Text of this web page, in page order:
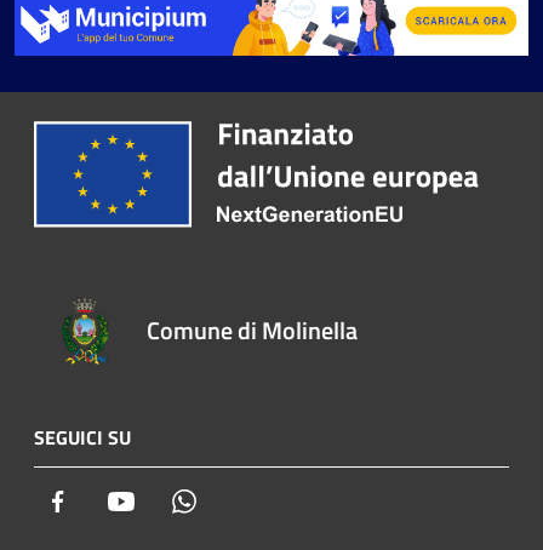
Comune di Molinella
SEGUICI SU
Facebook Youtube